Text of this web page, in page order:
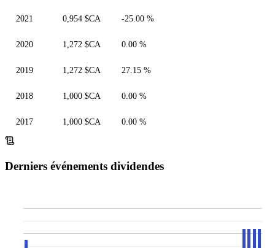
2021 0,954 $CA -25.00 %
2020 1,272 $CA 0.00 %
2019 1,272 $CA 27.15 %
2018 1,000 $CA 0.00 %
2017 1,000 $CA 0.00 %
Derniers événements dividendes